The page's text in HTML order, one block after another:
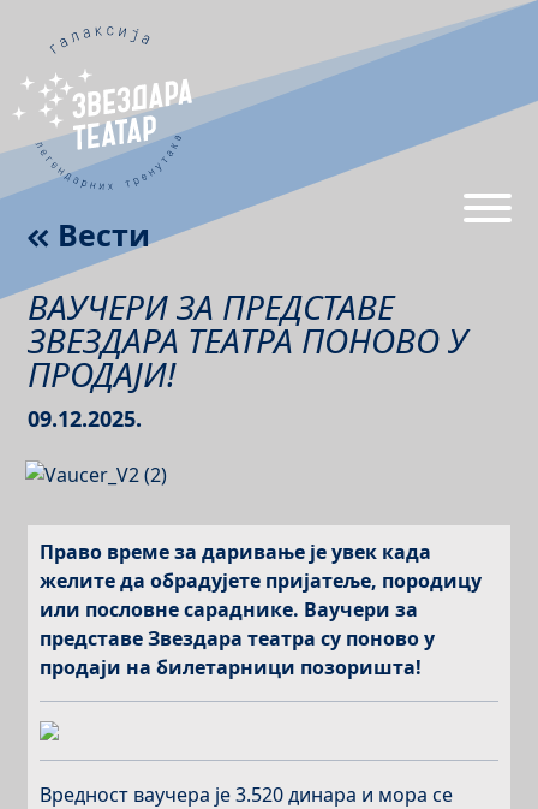
Вести
ВАУЧЕРИ ЗА ПРЕДСТАВЕ
ЗВЕЗДАРА ТЕАТРА ПОНОВО У
ПРОДАЈИ!
09.12.2025.
Право време за даривање je увек када
желите да обрадујете пријатеље, породицу
или пословне сараднике. Ваучери за
представе Звездара театра су поново у
продаји на билетарници позоришта!
Вредност ваучера је 3.520 динара и мора се